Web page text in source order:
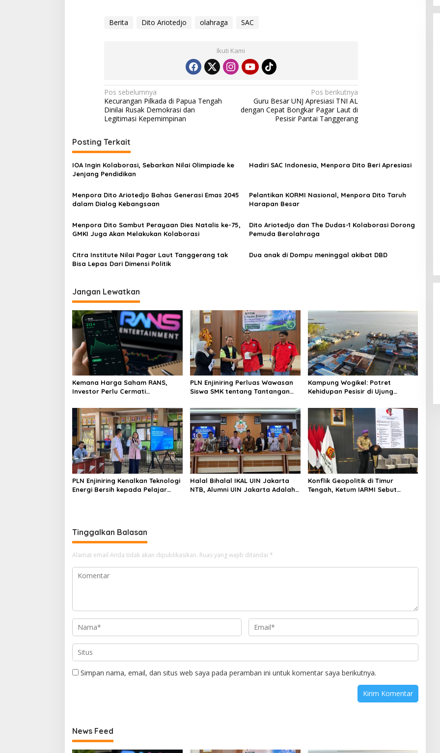
Berita Dito Ariotedjo olahraga SAC
Ikuti Kami
Navigasi
pos
Pos sebelumnya
Kecurangan Pilkada di Papua Tengah
Dinilai Rusak Demokrasi dan
Legitimasi Kepemimpinan
Pos berikutnya
Guru Besar UNJ Apresiasi TNI AL
dengan Cepat Bongkar Pagar Laut di
Pesisir Pantai Tanggerang
Posting Terkait
IOA Ingin Kolaborasi, Sebarkan Nilai Olimpiade ke
Jenjang Pendidikan
Hadiri SAC Indonesia, Menpora Dito Beri Apresiasi
Menpora Dito Ariotedjo Bahas Generasi Emas 2045
dalam Dialog Kebangsaan
Pelantikan KORMI Nasional, Menpora Dito Taruh
Harapan Besar
Menpora Dito Sambut Perayaan Dies Natalis ke-75,
GMKI Juga Akan Melakukan Kolaborasi
Dito Ariotedjo dan The Dudas-1 Kolaborasi Dorong
Pemuda Berolahraga
Citra Institute Nilai Pagar Laut Tanggerang tak
Bisa Lepas Dari Dimensi Politik
Dua anak di Dompu meninggal akibat DBD
Jangan Lewatkan
Kemana Harga Saham RANS,
Investor Perlu Cermati
Spekulasi Berlebihan
PLN Enjiniring Perluas Wawasan
Siswa SMK tentang Tantangan
Kampung Wogikel: Potret
Kehidupan Pesisir di Ujung
Tengah Keterbatasan
PLN Enjiniring Kenalkan Teknologi
Energi Bersih kepada Pelajar
Halal Bihalal IKAL UIN Jakarta
NTB, Alumni UIN Jakarta Adalah
Konflik Geopolitik di Timur
Tengah, Ketum IARMI Sebut
Tinggalkan Balasan
Alamat email Anda tidak akan dipublikasikan. Ruas yang wajib ditandai *
Simpan nama, email, dan situs web saya pada peramban ini untuk komentar saya berikutnya.
News Feed